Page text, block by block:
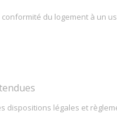
du logement à un
dispositions légales et